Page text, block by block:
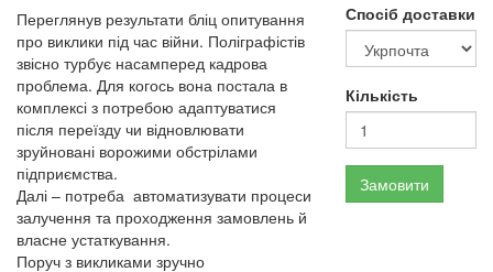
Переглянув результати бліц опитування
про виклики під час війни. Поліграфістів
звісно турбує насамперед кадрова
проблема. Для когось вона постала в
комплексі з потребою адаптуватися
після переїзду чи відновлювати
зруйновані ворожими обстрілами
підприємства.
Далі – потреба автоматизувати процеси
залучення та проходження замовлень й
власне устаткування.
Поруч з викликами зручно
Спосіб доставки
Кількість
Замовити